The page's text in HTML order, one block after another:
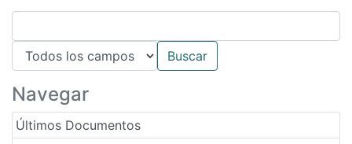
Navegar
Últimos Documentos